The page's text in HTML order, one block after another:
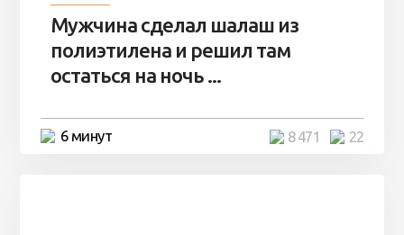
Мужчина сделал шалаш из
полиэтилена и решил там
остаться на ночь ...
6 минут 22
8 471